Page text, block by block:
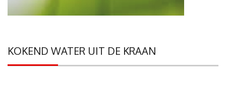
KOKEND WATER UIT DE KRAAN